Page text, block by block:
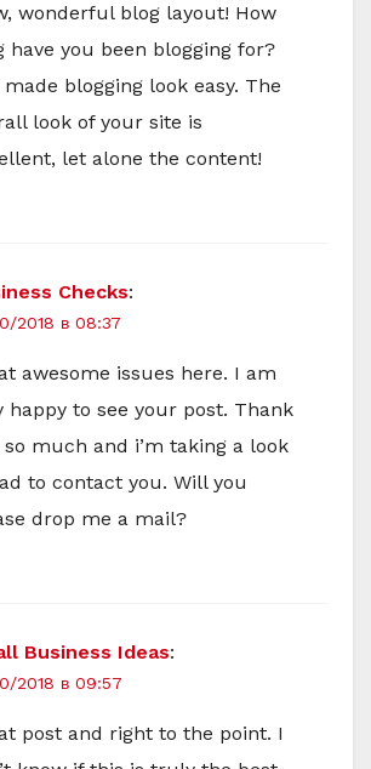
wonderful blog layout! How
have you been blogging for?
blogging look easy. The
look of your site is
let alone the content!
Checks:
2018 в 08:37
awesome issues here. I am
happy to see your post. Thank
so much and i’m taking a look
to contact you. Will you
drop me a mail?
Business Ideas:
2018 в 09:57
post and right to the point. I